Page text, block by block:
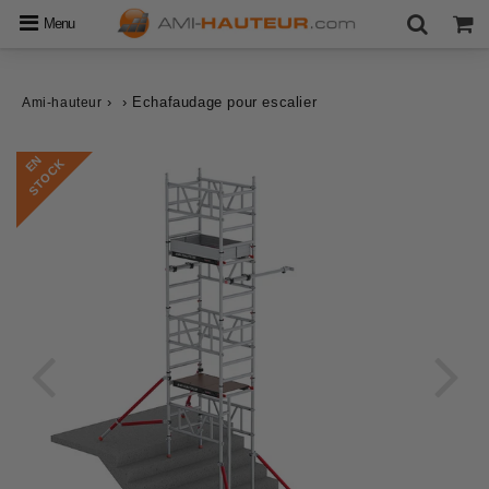
Menu
Ami-hauteur › › Echafaudage pour escalier
E
N
S
T
O
C
K